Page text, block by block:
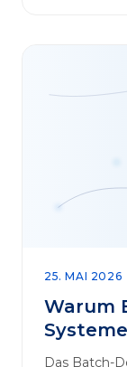
25. MAI 2026
Warum
Das Batch-